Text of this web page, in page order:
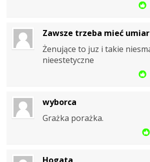
Zawsze trzeba mieć umiar
Żenujące to juz i takie
nieestetyczne
wyborca
Grażka porażka.